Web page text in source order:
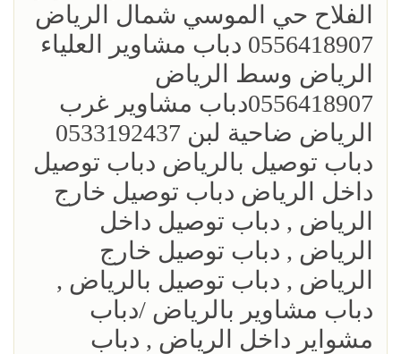
الفلاح حي الموسي شمال الرياض
0556418907 دباب مشاوير العلياء
الرياض وسط الرياض
0556418907دباب مشاوير غرب
الرياض ضاحية لبن 0533192437
دباب توصيل بالرياض دباب توصيل
داخل الرياض دباب توصيل خارج
الرياض , دباب توصيل داخل
الرياض , دباب توصيل خارج
الرياض , دباب توصيل بالرياض ,
دباب مشاوير بالرياض /دباب
مشواير داخل الرياض , دباب